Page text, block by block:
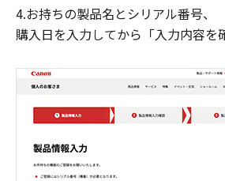
4.お持ちの製品名とシリアル番号、
購入日を入力してから「入力内容を